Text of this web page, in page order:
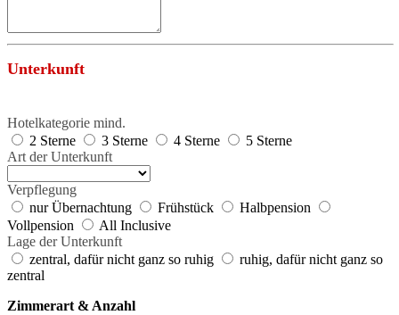
Unterkunft
Hotelkategorie mind.
2 Sterne
3 Sterne 4 Sterne
5 Sterne
Art der Unterkunft
Verpflegung
nur Übernachtung
Frühstück
Halbpension
Vollpension
All Inclusive
Lage der Unterkunft
zentral, dafür nicht ganz so ruhig
ruhig, dafür nicht ganz so
zentral
Zimmerart & Anzahl